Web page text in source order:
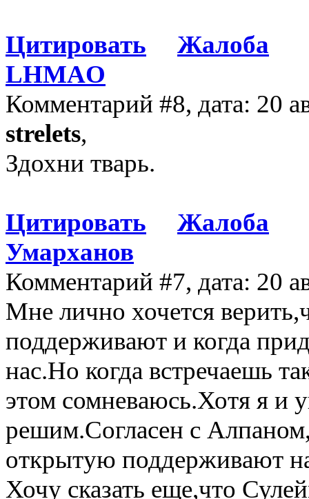
Цитировать
Жалоба
LHMAO
Комментарий #8, дата: 20
strelets,
Здохни тварь.
Цитировать
Жалоба
Умарханов
Комментарий #7, дата: 20
Мне лично хочется
поддерживают и когда
нас.Но когда встречаешь
этом сомневаюсь.Хотя я и
решим.Согласен с
открытую поддерживают
Хочу сказать еще,что